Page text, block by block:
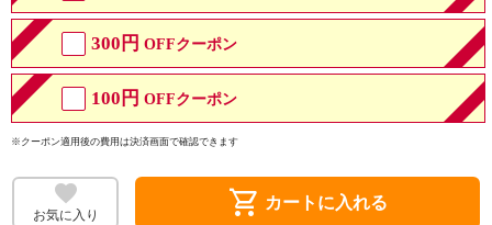
300円 OFFクーポン
100円 OFFクーポン
※クーポン適用後の費用は決済画面で確認できます
お気に入り shopping_cart カートに入れる